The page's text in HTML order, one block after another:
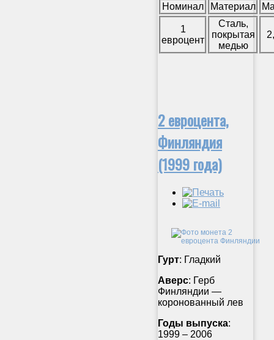
Номинал Материал
1
евроцент
Сталь,
покрытая
медью
2 евроцента,
Финляндия
(1999 года)
Гурт: Гладкий
Аверс: Герб
Финляндии —
коронованный лев
Годы выпуска:
1999 – 2006